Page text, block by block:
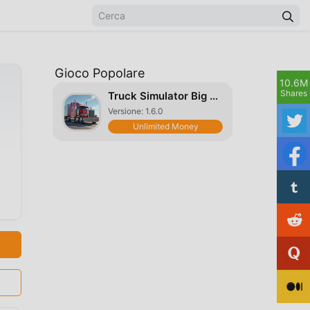
Gioco Popolare
Truck Simulator Big Rigs
Versione: 1.6.0
Unlimited Money
10.6M
Shares